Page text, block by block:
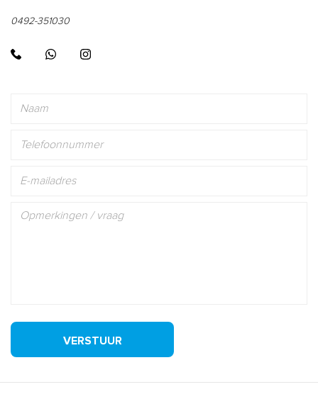
0492-351030
VERSTUUR